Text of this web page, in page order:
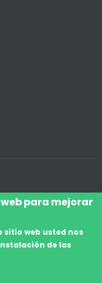
para mejorar
sitio web usted nos
de las